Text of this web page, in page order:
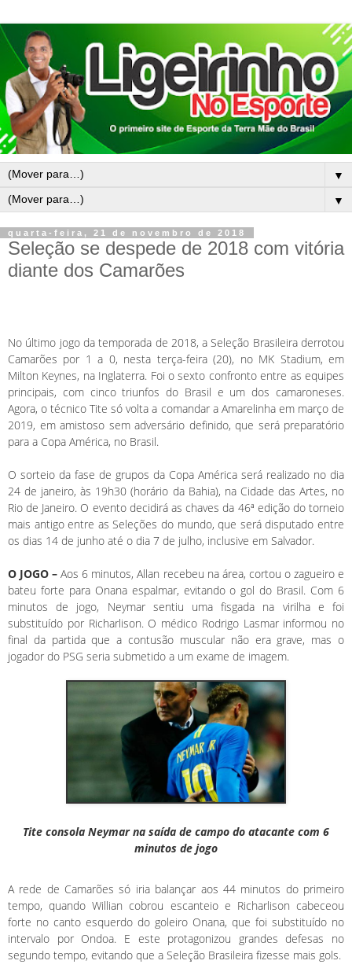
▼
▼
quarta-feira, 21 de novembro de 2018
Seleção se despede de 2018 com vitória
diante dos Camarões
No último jogo da temporada de 2018, a Seleção Brasileira derrotou
Camarões por 1 a 0, nesta terça-feira (20), no MK Stadium, em
Milton Keynes, na Inglaterra. Foi o sexto confronto entre as equipes
principais, com cinco triunfos do Brasil e um dos camaroneses.
Agora, o técnico Tite só volta a comandar a Amarelinha em março de
2019, em amistoso sem adversário definido, que será preparatório
para a Copa América, no Brasil.
O sorteio da fase de grupos da Copa América será realizado no dia
24 de janeiro, às 19h30 (horário da Bahia), na Cidade das Artes, no
Rio de Janeiro. O evento decidirá as chaves da 46ª edição do torneio
mais antigo entre as Seleções do mundo, que será disputado entre
os dias 14 de junho até o dia 7 de julho, inclusive em Salvador.
O JOGO –Aos 6 minutos, Allan recebeu na área, cortou o zagueiro e
bateu forte para Onana espalmar, evitando o gol do Brasil. Com 6
minutos de jogo, Neymar sentiu uma fisgada na virilha e foi
substituído por Richarlison. O médico Rodrigo Lasmar informou no
final da partida que a contusão muscular não era grave, mas o
jogador do PSG seria submetido a um exame de imagem.
Tite consola Neymar na saída de campo do atacante com 6
minutos de jogo
A rede de Camarões só iria balançar aos 44 minutos do primeiro
tempo, quando Willian cobrou escanteio e Richarlison cabeceou
forte no canto esquerdo do goleiro Onana, que foi substituído no
intervalo por Ondoa. E este protagonizou grandes defesas no
segundo tempo, evitando que a Seleção Brasileira fizesse mais gols.